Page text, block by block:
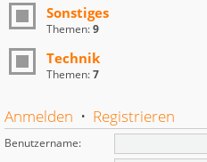
Sonstiges
Themen:9
Technik
Themen:7
Anmelden • Registrieren
Benutzername: